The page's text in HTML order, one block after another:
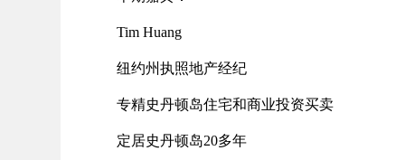
Tim Huang
纽约州执照地产经纪
专精史丹顿岛住宅和商业投资买卖
定居史丹顿岛20多年